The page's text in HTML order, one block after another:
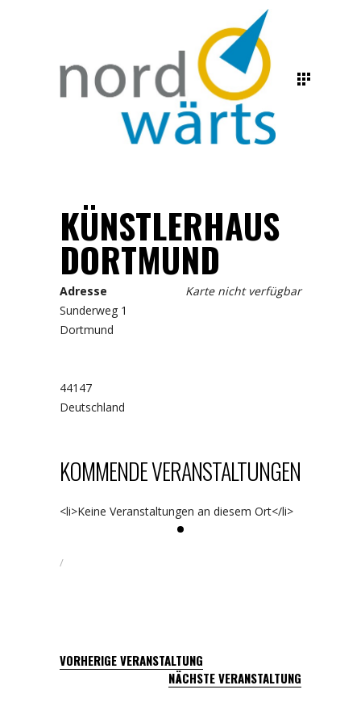
KÜNSTLERHAUS
DORTMUND
Karte nicht verfügbar
Adresse
Sunderweg 1
Dortmund
44147
Deutschland
KOMMENDE VERANSTALTUNGEN
<li>Keine Veranstaltungen an diesem Ort</li>
VORHERIGE VERANSTALTUNG
NÄCHSTE VERANSTALTUNG